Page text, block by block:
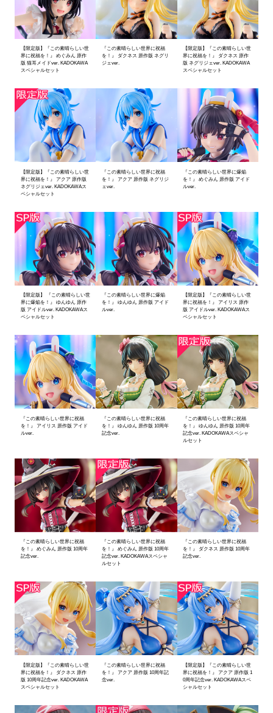
【限定版】『この素晴らしい世
界に祝福を！』 めぐみん 原作
版 猫耳メイドver. KADOKAWA
スペシャルセット
『この素晴らしい世界に祝福
を！』 ダクネス 原作版 ネグリ
ジェver.
【限定版】『この素晴らしい世
界に祝福を！』 ダクネス 原作
版 ネグリジェver. KADOKAWA
スペシャルセット
【限定版】『この素晴らしい世
界に祝福を！』 アクア 原作版
ネグリジェver. KADOKAWAス
ペシャルセット
『この素晴らしい世界に祝福
を！』 アクア 原作版 ネグリジ
ェver.
『この素晴らしい世界に爆焔
を！』 めぐみん 原作版 アイド
ルver.
【限定版】 『この素晴らしい世
界に爆焔を！』 ゆんゆん 原作
版 アイドルver. KADOKAWAス
ペシャルセット
『この素晴らしい世界に爆焔
を！』 ゆんゆん 原作版 アイド
ルver.
【限定版】『この素晴らしい世
界に祝福を！』 アイリス 原作
版 アイドルver. KADOKAWAス
ペシャルセット
『この素晴らしい世界に祝福
を！』 アイリス 原作版 アイド
ルver.
『この素晴らしい世界に祝福
を！』 ゆんゆん 原作版 10周年
記念ver.
『この素晴らしい世界に祝福
を！』 ゆんゆん 原作版 10周年
記念ver. KADOKAWAスペシャ
ルセット
『この素晴らしい世界に祝福
を！』 めぐみん 原作版 10周年
記念ver.
『この素晴らしい世界に祝福
を！』 めぐみん 原作版 10周年
記念ver. KADOKAWAスペシャ
ルセット
『この素晴らしい世界に祝福
を！』 ダクネス 原作版 10周年
記念ver.
【限定版】『この素晴らしい世
界に祝福を！』 ダクネス 原作
版 10周年記念ver. KADOKAWA
スペシャルセット
『この素晴らしい世界に祝福
を！』 アクア 原作版 10周年記
念ver.
【限定版】『この素晴らしい世
界に祝福を！』 アクア 原作版 1
0周年記念ver. KADOKAWAスペ
シャルセット